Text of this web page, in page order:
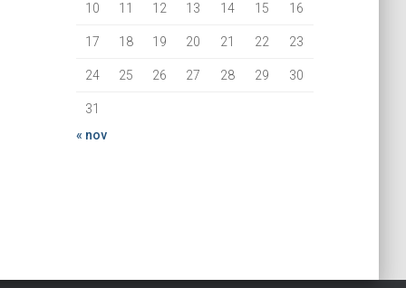
10 11 12 13 14 15 16
17 18 19 20 21 22 23
24 25 26 27 28 29 30
31
« nov